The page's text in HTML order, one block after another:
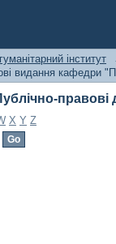
правові
інститут
видання кафедри
X Y Z